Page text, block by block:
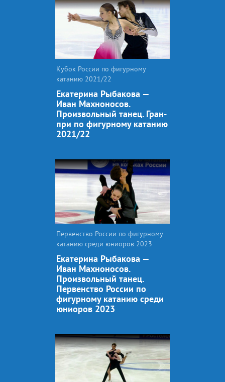
Кубок России по фигурному
катанию 2021/22
Екатерина Рыбакова —
Иван Махноносов.
Произвольный танец. Гран-
при по фигурному катанию
2021/22
Первенство России по фигурному
катанию среди юниоров 2023
Екатерина Рыбакова —
Иван Махноносов.
Произвольный танец.
Первенство России по
фигурному катанию среди
юниоров 2023